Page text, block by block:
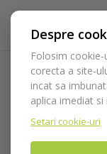
Despre
Folosim
corecta a site-
incat sa
aplica imediat
Setari cookie-uri
Acasa
sinus lift
Chiurete
cod 1304/907